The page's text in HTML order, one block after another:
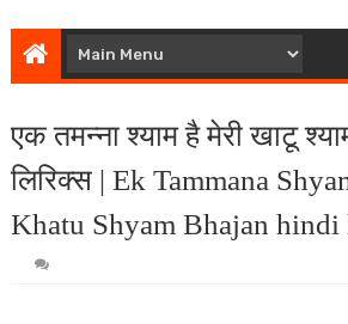
एक तमन्ना श्याम है मेरी खाटू
लिरिक्स | Ek Tammana
Khatu Shyam Bhajan hindi